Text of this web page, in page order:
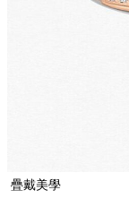
疊戴美學